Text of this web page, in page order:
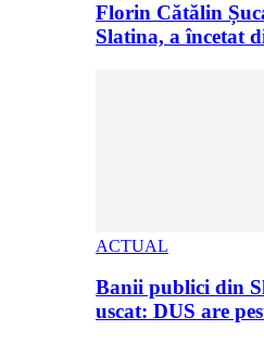
Florin Cătălin
Slatina, a încetat
ACTUAL
Banii publici din
uscat: DUS are